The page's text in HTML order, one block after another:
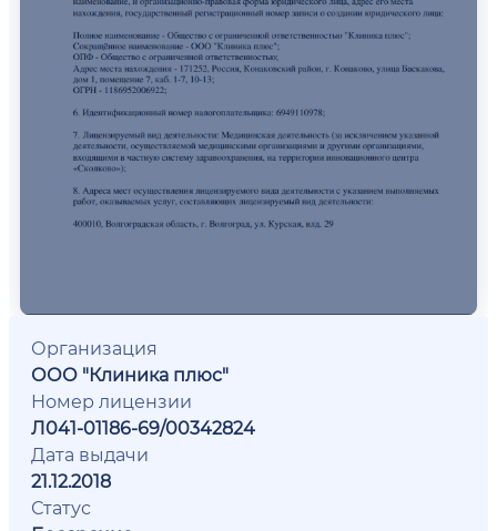
Организация
ООО "Клиника плюс"
Номер лицензии
Л041-01186-69/00342824
Дата выдачи
21.12.2018
Статус